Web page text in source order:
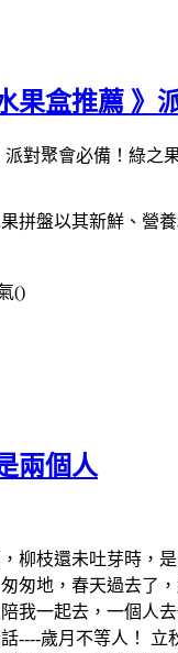
果盒推薦 》
拼盤以其新鮮、營
()
兩個人
柳枝還未吐芽時，
匆地，春天過去了
我一起去，一個人
----歲月不等人！